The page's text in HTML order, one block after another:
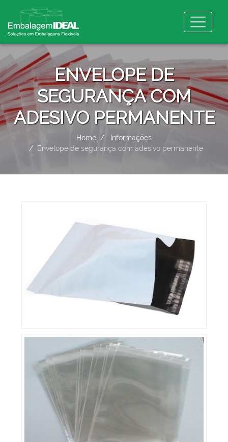
ENVELOPE DE
SEGURANÇA COM
ADESIVO PERMANENTE
Home
Informações
Envelope de segurança com adesivo permanente